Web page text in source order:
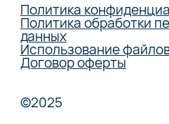
Политика
Политика обработки
данных
Использование
Договор оферты
©2025